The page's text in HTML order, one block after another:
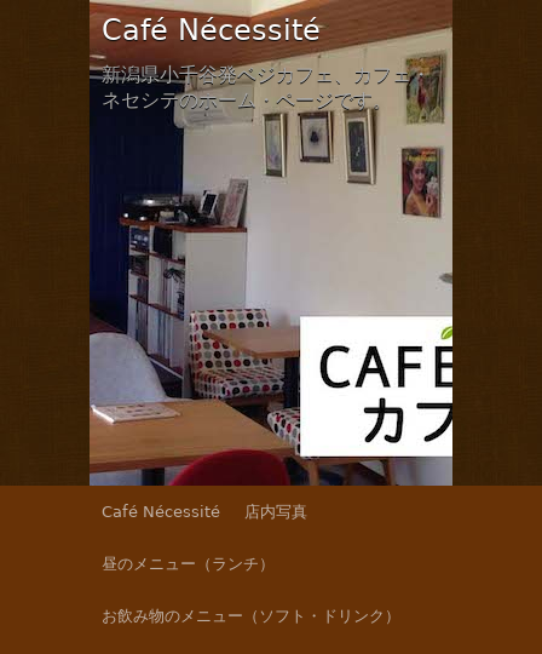
Café Nécessité
新潟県小千谷発ベジカフェ、カフェ・
ネセシテのホーム・ページです。
Café Nécessité 店内写真
昼のメニュー（ランチ）
お飲み物のメニュー（ソフト・ドリンク）